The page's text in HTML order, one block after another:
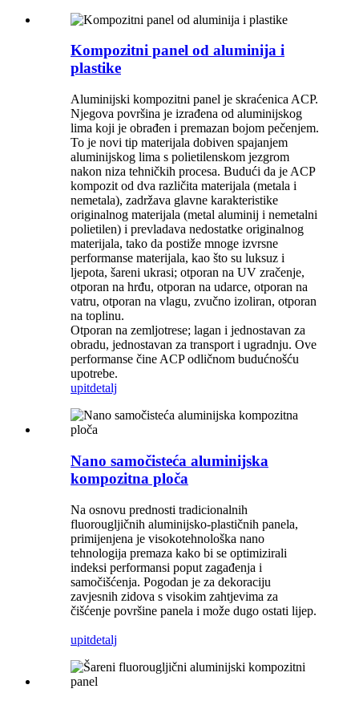
Kompozitni panel od aluminija i
plastike
Aluminijski kompozitni panel je skraćenica ACP.
Njegova površina je izrađena od aluminijskog
lima koji je obrađen i premazan bojom pečenjem.
To je novi tip materijala dobiven spajanjem
aluminijskog lima s polietilenskom jezgrom
nakon niza tehničkih procesa. Budući da je ACP
kompozit od dva različita materijala (metala i
nemetala), zadržava glavne karakteristike
originalnog materijala (metal aluminij i nemetalni
polietilen) i prevladava nedostatke originalnog
materijala, tako da postiže mnoge izvrsne
performanse materijala, kao što su luksuz i
ljepota, šareni ukrasi; otporan na UV zračenje,
otporan na hrđu, otporan na udarce, otporan na
vatru, otporan na vlagu, zvučno izoliran, otporan
na toplinu.
Otporan na zemljotrese; lagan i jednostavan za
obradu, jednostavan za transport i ugradnju. Ove
performanse čine ACP odličnom budućnošću
upotrebe.
upitdetalj
Nano samočisteća aluminijska
kompozitna ploča
Na osnovu prednosti tradicionalnih
fluorougljičnih aluminijsko-plastičnih panela,
primijenjena je visokotehnološka nano
tehnologija premaza kako bi se optimizirali
indeksi performansi poput zagađenja i
samočišćenja. Pogodan je za dekoraciju
zavjesnih zidova s ​​visokim zahtjevima za
čišćenje površine panela i može dugo ostati lijep.
upitdetalj